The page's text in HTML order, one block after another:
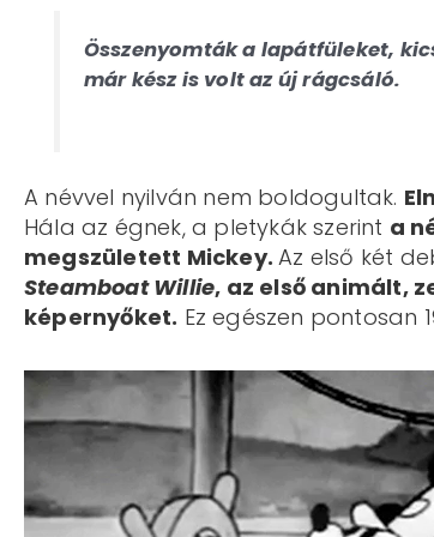
Összenyomták a lapátfüleket,
már kész is volt az új rágcsáló.
A névvel nyilván nem boldogultak.
Hála az égnek, a pletykák szerint a
megszületett Mickey.Az első két
Steamboat Willie, az első animált,
képernyőket. Ez egészen pontosan